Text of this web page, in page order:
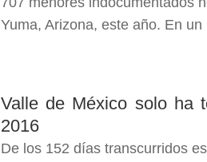
Yuma, Arizona, este año. En
Valle de México solo ha
2016
De los 152 días transcurridos